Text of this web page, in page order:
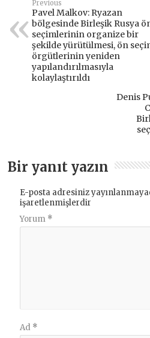
Previous
Pavel Malkov: Ryazan
bölgesinde Birleşik Rusya
seçimlerinin organize bir
şekilde yürütülmesi, ön
örgütlerinin yeniden
yapılandırılmasıyla
kolaylaştırıldı
Denis
Bir yanıt yazın
E-posta adresiniz
işaretlenmişlerdir
Yorum *
Ad *